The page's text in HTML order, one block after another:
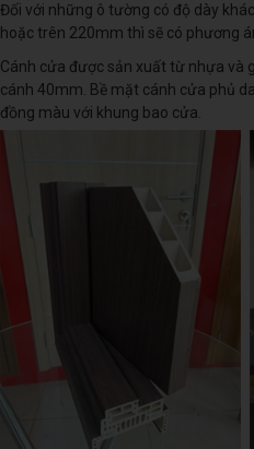
Đối với những ô tường có độ dày
hoặc trên 220mm thì sẽ có phương
Cánh cửa được sản xuất từ nhựa và
cánh 40mm. Bề mặt cánh cửa phủ
đồng màu với khung bao cửa.